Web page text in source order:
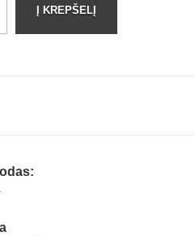
Į KREPŠELĮ